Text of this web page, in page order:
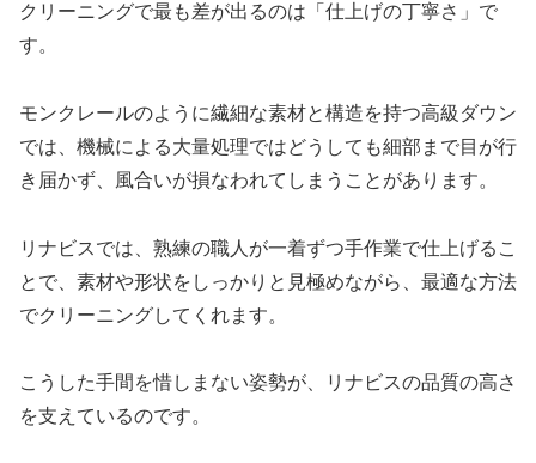
クリーニングで最も差が出るのは「仕上げの丁寧さ」で
す。
モンクレールのように繊細な素材と構造を持つ高級ダウン
では、機械による大量処理ではどうしても細部まで目が行
き届かず、風合いが損なわれてしまうことがあります。
リナビスでは、熟練の職人が一着ずつ手作業で仕上げるこ
とで、素材や形状をしっかりと見極めながら、最適な方法
でクリーニングしてくれます。
こうした手間を惜しまない姿勢が、リナビスの品質の高さ
を支えているのです。